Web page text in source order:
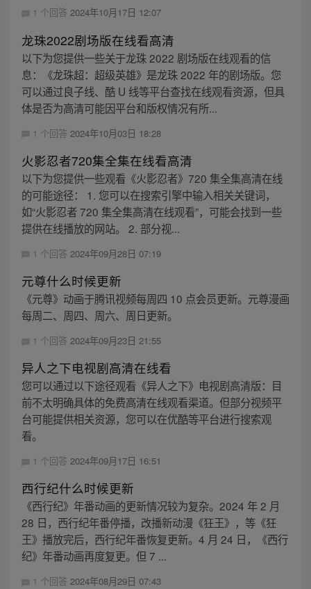
1 个回答 2024年10月17日 12:07
龙珠2022剧场版在线看高清
以下为您提供一些关于龙珠 2022 剧场版在线观看的信
息：《龙珠超：超级英雄》是龙珠 2022 年的剧场版。您
可以通过良子线、酷 U 线等平台查找在线观看资源，但具
体是否为高清可能因平台和版权情况有所...
1 个回答 2024年10月03日 18:28
火影忍者720集全集在线看高清
以下为您提供一些观看《火影忍者》720 集全集高清在线
的可能途径： 1. 您可以在搜索引擎中输入相关关键词，
如“火影忍者 720 集全集高清在线观看”，可能会找到一些
提供在线播放的网站。 2. 部分视...
1 个回答 2024年09月28日 07:19
元尊什么时候更新
《元尊》动画于腾讯视频每周四 10 点会员更新。元尊漫画
每周二、周四、周六、周日更新。
1 个回答 2024年09月23日 21:55
异人之下电视剧高清在线看
您可以通过以下途径观看《异人之下》电视剧高清版：目
前不太明确具体的免费高清在线观看渠道。但部分视频平
台可能提供相关资源，您可以在优酷等平台进行搜索观
看。
1 个回答 2024年09月17日 16:51
西行纪什么时候更新
《西行纪》年番动画的更新情况较为复杂。2024 年 2 月
28 日，西行纪年番停播，改播新动漫《狂王》，等《狂
王》播放完后，西行纪年番恢复更新。4 月 24 日，《西行
纪》年番动画再度复更。但 7 ...
1 个回答 2024年08月29日 07:43